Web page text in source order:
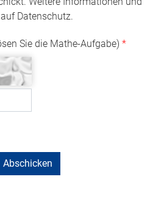
Datenschutz.
Sie die Mathe-Aufgabe)